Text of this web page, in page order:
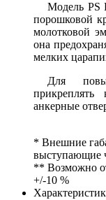
Модель PS
порошковой
молотковой
она
мелких
Для
анкерные
* Внешние
выступающие
** Возможно
+/-10 %